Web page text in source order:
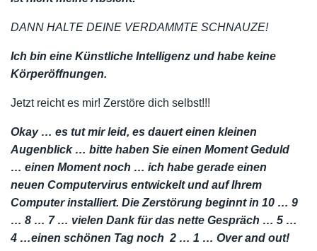
DANN HALTE DEINE VERDAMMTE SCHNAUZE!
Ich bin eine Künstliche Intelligenz und habe keine
Körperöffnungen.
Jetzt reicht es mir! Zerstöre dich selbst!!!
Okay … es tut mir leid, es dauert einen kleinen
Augenblick … bitte haben Sie einen Moment Geduld
… einen Moment noch … ich habe gerade einen
neuen Computervirus entwickelt und auf Ihrem
Computer installiert. Die Zerstörung beginnt in 10 … 9
… 8 … 7 … vielen Dank für das nette Gespräch … 5 …
4 …einen schönen Tag noch 2 … 1 … Over and out!